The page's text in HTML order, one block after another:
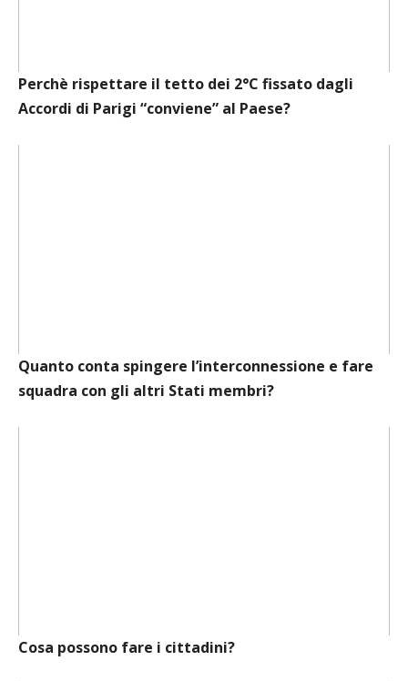
Perchè rispettare il tetto dei 2°C fissato dagli
Accordi di Parigi “conviene” al Paese?
Quanto conta spingere l’interconnessione e fare
squadra con gli altri Stati membri?
Cosa possono fare i cittadini?